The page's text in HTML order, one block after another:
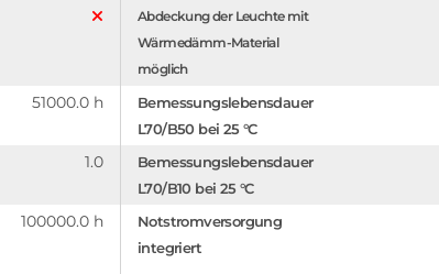
Abdeckung der Leuchte mit
Wärmedämm-Material
möglich
51000.0 h
Bemessungslebensdauer
L70/B50 bei 25 °C
1.0
Bemessungslebensdauer
L70/B10 bei 25 °C
100000.0 h
Notstromversorgung
integriert